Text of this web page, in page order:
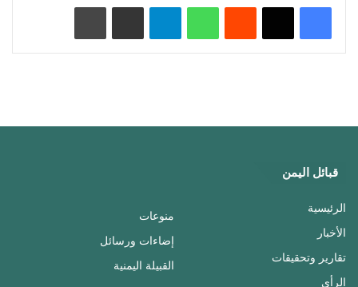
واتساب تيلقرام
قبائل اليمن
الرئيسية
الأخبار
تقارير وتحقيقات
الرأي
منوعات
إضاءات ورسائل
القبيلة اليمنية